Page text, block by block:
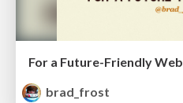
For a Future-Friendly Web
brad_frost